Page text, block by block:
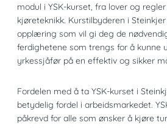
modul i YSK-kurset, fra lover og
kjøreteknikk. Kurstilbyderen i
opplæring som vil gi deg de
ferdighetene som trengs for å kunne
yrkessjåfør på en effektiv og sikker
Fordelen med å ta YSK-kurset i
betydelig fordel i arbeidsmarkedet.
påkrevd for alle som ønsker å kjøre